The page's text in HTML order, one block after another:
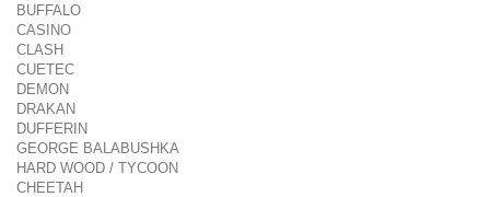
BUFFALO
CASINO
CLASH
CUETEC
DEMON
DRAKAN
DUFFERIN
GEORGE BALABUSHKA
HARD WOOD / TYCOON
CHEETAH